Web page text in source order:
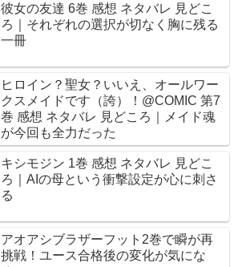
彼女の友達 6巻 感想 ネタバレ 見どこ
ろ｜それぞれの選択が切なく胸に残る
一冊
ヒロイン？聖女？いいえ、オールワー
クスメイドです（誇）！@COMIC 第7
巻 感想 ネタバレ 見どころ｜メイド魂
が今回も全力だった
キシモジン 1巻 感想 ネタバレ 見どこ
ろ｜AIの母という衝撃設定が心に刺さ
る
アオアシブラザーフット2巻で瞬が再
挑戦！ユース合格後の変化が気にな